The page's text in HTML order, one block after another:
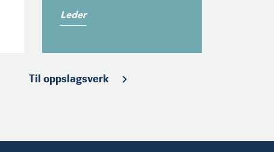
Leder
Til oppslagsverk